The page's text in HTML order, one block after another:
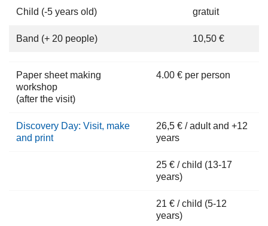
Child (-5 years old) gratuit
Band (+ 20 people) 10,50 €
Paper sheet making
workshop
(after the visit)
4.00 € per person
Discovery Day: Visit, make
and print
26,5 € / adult and +12
years
25 € / child (13-17
years)
21 € / child (5-12
years)